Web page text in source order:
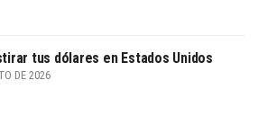
tus dólares en Estados Unidos
DE 2026